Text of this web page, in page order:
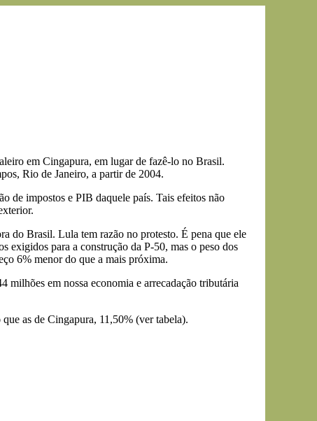
em Cingapura, em lugar de fazê-lo no Brasil.
Rio de Janeiro, a partir de 2004.
de impostos e PIB daquele país. Tais efeitos não
do Brasil. Lula tem razão no protesto. É pena que ele
exigidos para a construção da P-50, mas o peso dos
6% menor do que a mais próxima.
milhões em nossa economia e arrecadação tributária
as de Cingapura, 11,50% (ver tabela).